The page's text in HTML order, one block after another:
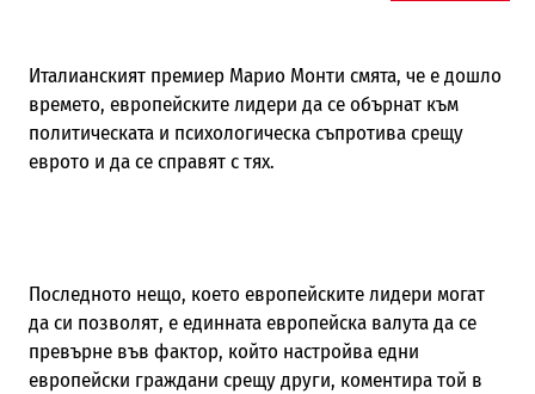
Италианският премиер Марио Монти смята, че е дошло
времето, европейските лидери да се обърнат към
политическата и психологическа съпротива срещу
еврото и да се справят с тях.
Последното нещо, което европейските лидери могат
да си позволят, е единната европейска валута да се
превърне във фактор, който настройва едни
европейски граждани срещу други, коментира той в